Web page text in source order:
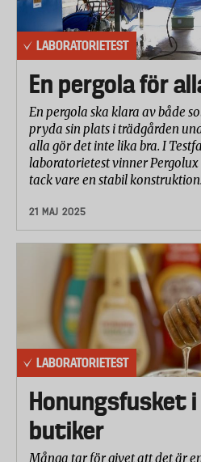
LABORATORIETEST
En pergola för
En pergola ska klara av både
pryda sin plats i trädgården
alla gör det inte lika bra. I
laboratorietest vinner
tack vare en stabil konstruktion.
21 MAJ 2025
LABORATORIETEST
Honungsfusket
butiker
Många tar för givet att det är